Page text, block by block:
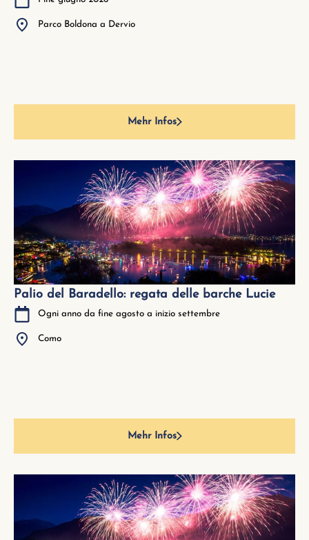
Parco Boldona a Dervio
Mehr Infos
Palio del Baradello: regata delle barche Lucie
Ogni anno da fine agosto a inizio settembre
Como
Mehr Infos